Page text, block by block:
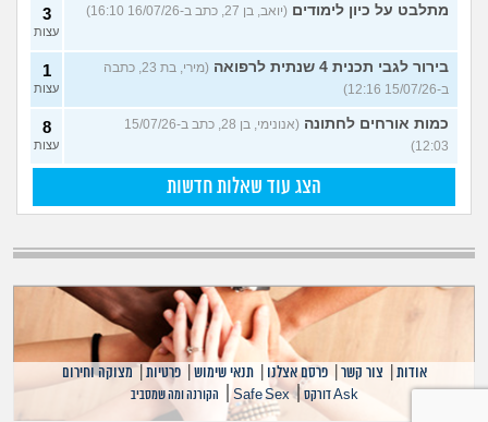
מתלבט על כיון לימודים (יואב, בן 27, כתב ב-16/07/26 16:10) 3
עצות
בירור לגבי תכנית 4 שנתית לרפואה
(מירי, בת 23, כתבה
ב-15/07/26 12:16)
1
עצות
כמות אורחים לחתונה
(אנונימי, בן 28, כתב ב-15/07/26
12:03)
8
עצות
הצג עוד שאלות חדשות
אודות צור קשר |פרסם אצלנו |תנאי שימוש |פרטיות |מצוקה וחירום
Ask דורקס |
Safe Sex
| הקורנה ומה שמסביב